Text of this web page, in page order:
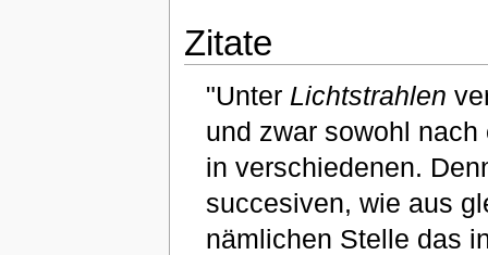
Zitate
"Unter Lichtstrahlen
und zwar sowohl
in verschiedenen.
succesiven, wie aus
nämlichen Stelle das